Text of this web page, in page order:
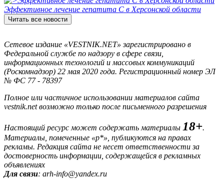
Эффективное лечение гепатита C в Херсонской области
Читать все новости
Сетевое издание «VESTNIK.NET» зарегистрировано в
Федеральной службе по надзору в сфере связи,
информационных технологий и массовых коммуникаций
(Роскомнадзор) 22 мая 2020 года. Регистрационный номер ЭЛ
№ ФС 77 - 78397
Полное или частичное использовании материалов сайта
vestnik.net возможно только после письменного разрешения
Настоящий ресурс может содержать материалы 18+.
Материалы, помеченные «р*», публикуются на правах
рекламы. Редакция сайта не несет ответственности за
достоверность информации, содержащейся в рекламных
объявлениях
Для связи: arh-info@yandex.ru